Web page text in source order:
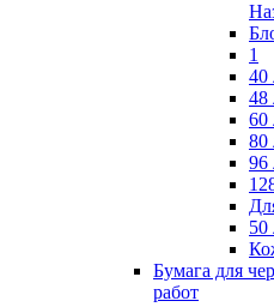
1
40
48
60
80
96
50
Бумага для
работ